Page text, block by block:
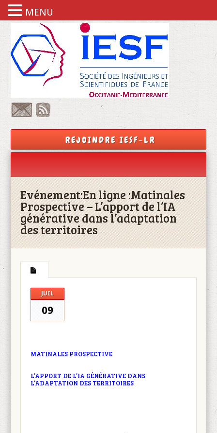
REJOINDRE IESF-LR
Evénement:En ligne :Matinales
Prospective – L’apport de l’IA
générative dans l’adaptation
des territoires
JUIL
09
MATINALES PROSPECTIVE
L’APPORT DE L’IA GÉNÉRATIVE DANS
L’ADAPTATION DES TERRITOIRES
MENU